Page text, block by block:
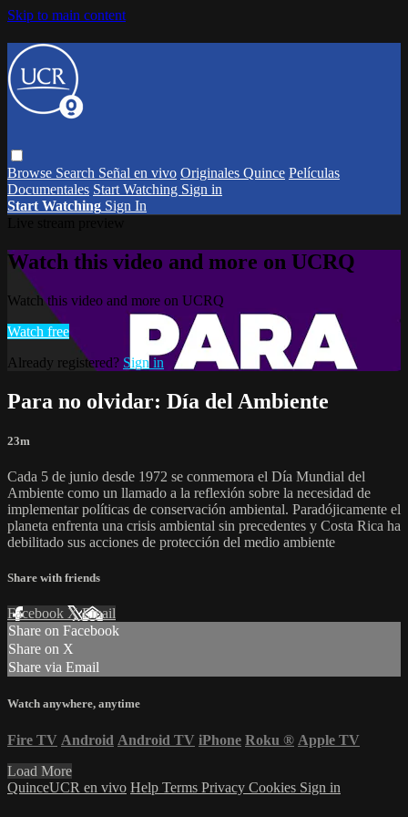
Skip to main content
Browse Search Señal en vivo Originales Quince Películas
Documentales Start Watching Sign in
Start Watching Sign In
Watch this video and more on UCRQ
Watch this video and more on UCRQ
Watch free
Already registered? Sign in
Para no olvidar: Día del Ambiente
23m
Cada 5 de junio desde 1972 se conmemora el Día Mundial del
Ambiente como un llamado a la reflexión sobre la necesidad de
implementar políticas de conservación ambiental. Paradójicamente el
planeta enfrenta una crisis ambiental sin precedentes y Costa Rica ha
debilitado sus acciones de protección del medio ambiente
Share with friends
Facebook XEmail
Share on Facebook
Share on X
Share via Email
Watch anywhere, anytime
Fire TV Android Android TV iPhone Roku ® Apple TV
Load More
QuinceUCR en vivo Help Terms Privacy Cookies Sign in